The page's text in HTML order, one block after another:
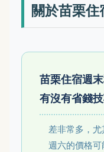
關於苗栗
苗栗住宿週
有沒有省錢
差非常多，尤
週六的價格